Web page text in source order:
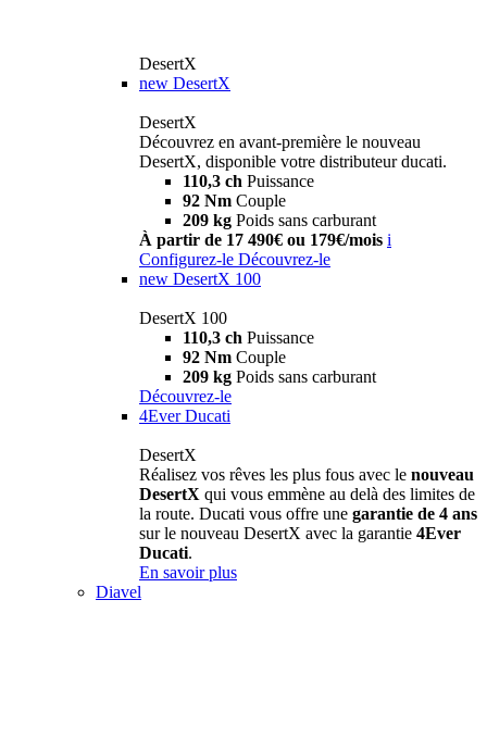
DesertX
new DesertX
DesertX
Découvrez en avant-première le nouveau
DesertX, disponible votre distributeur ducati.
110,3 ch Puissance
92 Nm Couple
209 kg Poids sans carburant
À partir de 17 490€ ou 179€/mois i
Configurez-le Découvrez-le
new DesertX 100
DesertX 100
110,3 ch Puissance
92 Nm Couple
209 kg Poids sans carburant
Découvrez-le
4Ever Ducati
DesertX
Réalisez vos rêves les plus fous avec le nouveau
DesertX qui vous emmène au delà des limites de
la route. Ducati vous offre une garantie de 4 ans
sur le nouveau DesertX avec la garantie 4Ever
Ducati.
En savoir plus
Diavel